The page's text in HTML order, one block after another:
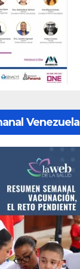
Venezuela